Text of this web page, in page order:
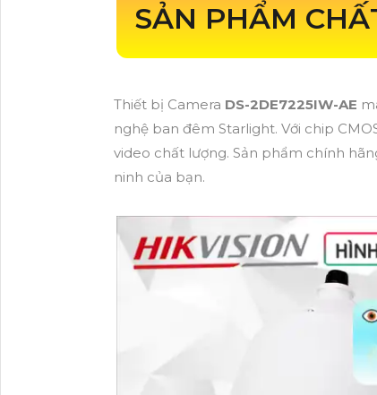
SẢN PHẨM
Thiết bị Camera DS-2DE7225IW-AE
nghệ ban đêm Starlight. Với chip
video chất lượng. Sản phẩm chính
ninh của bạn.